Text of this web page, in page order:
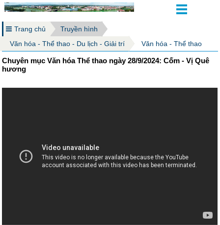
Trang chủ
Truyền hình
Văn hóa - Thể thao - Du lịch - Giải trí
Văn hóa - Thể thao
Chuyên mục Văn hóa Thể thao ngày 28/9/2024: Cốm - Vị Quê
hương